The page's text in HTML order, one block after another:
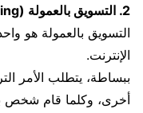
2. التسويق بالعمولة (Affiliate Marketing)
التسويق بالعمولة هو
الإنترنت.
ببساطة، يتطلب الأمر
أخرى، وكلما قام شخص